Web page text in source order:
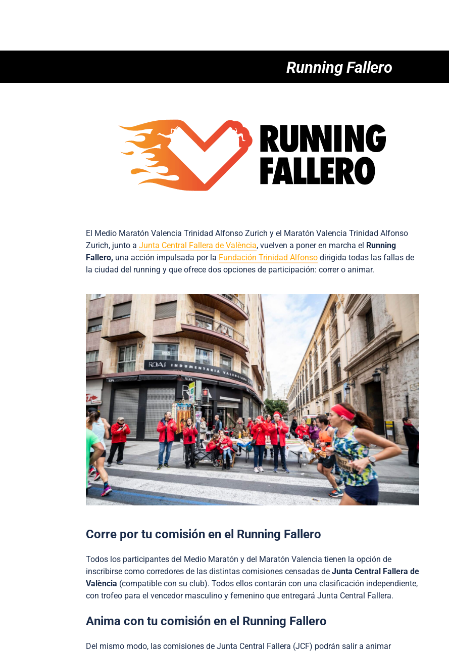
Running Fallero
El Medio Maratón Valencia Trinidad Alfonso Zurich y el Maratón Valencia Trinidad Alfonso
Zurich, junto a Junta Central Fallera de València, vuelven a poner en marcha el Running
Fallero, una acción impulsada por la Fundación Trinidad Alfonso dirigida todas las fallas de
la ciudad del running y que ofrece dos opciones de participación: correr o animar.
Corre por tu comisión en el Running Fallero
Todos los participantes del Medio Maratón y del Maratón Valencia tienen la opción de
inscribirse como corredores de las distintas comisiones censadas de Junta Central Fallera de
València (compatible con su club). Todos ellos contarán con una clasificación independiente,
con trofeo para el vencedor masculino y femenino que entregará Junta Central Fallera.
Anima con tu comisión en el Running Fallero
Del mismo modo, las comisiones de Junta Central Fallera (JCF) podrán salir a animar